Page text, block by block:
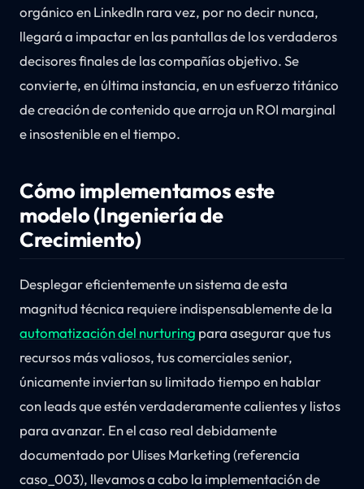
orgánico en LinkedIn rara vez, por no decir nunca,
llegará a impactar en las pantallas de los verdaderos
decisores finales de las compañías objetivo. Se
convierte, en última instancia, en un esfuerzo titánico
de creación de contenido que arroja un ROI marginal
e insostenible en el tiempo.
Cómo implementamos este
modelo (Ingeniería de
Crecimiento)
Desplegar eficientemente un sistema de esta
magnitud técnica requiere indispensablemente de la
automatización del nurturing para asegurar que tus
recursos más valiosos, tus comerciales senior,
únicamente inviertan su limitado tiempo en hablar
con leads que estén verdaderamente calientes y listos
para avanzar. En el caso real debidamente
documentado por Ulises Marketing (referencia
caso_003), llevamos a cabo la implementación de